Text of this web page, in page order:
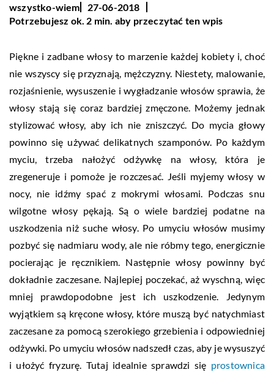
wszystko-wiem
27-06-2018
Potrzebujesz ok. 2 min. aby przeczytać ten wpis
Piękne i zadbane włosy to marzenie każdej kobiety i, choć
nie wszyscy się przyznają, mężczyzny. Niestety, malowanie,
rozjaśnienie, wysuszenie i wygładzanie włosów sprawia, że
włosy stają się coraz bardziej zmęczone. Możemy jednak
stylizować włosy, aby ich nie zniszczyć. Do mycia głowy
powinno się używać delikatnych szamponów. Po każdym
myciu, trzeba nałożyć odżywkę na włosy, która je
zregeneruje i pomoże je rozczesać. Jeśli myjemy włosy w
nocy, nie idźmy spać z mokrymi włosami. Podczas snu
wilgotne włosy pękają. Są o wiele bardziej podatne na
uszkodzenia niż suche włosy. Po umyciu włosów musimy
pozbyć się nadmiaru wody, ale nie róbmy tego, energicznie
pocierając je ręcznikiem. Następnie włosy powinny być
dokładnie zaczesane. Najlepiej poczekać, aż wyschną, więc
mniej prawdopodobne jest ich uszkodzenie. Jedynym
wyjątkiem są kręcone włosy, które muszą być natychmiast
zaczesane za pomocą szerokiego grzebienia i odpowiedniej
odżywki. Po umyciu włosów nadszedł czas, aby je wysuszyć
i ułożyć fryzurę. Tutaj idealnie sprawdzi się prostownica